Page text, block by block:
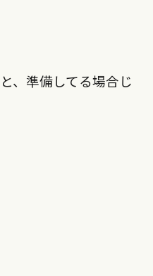
、準備してる場合じ